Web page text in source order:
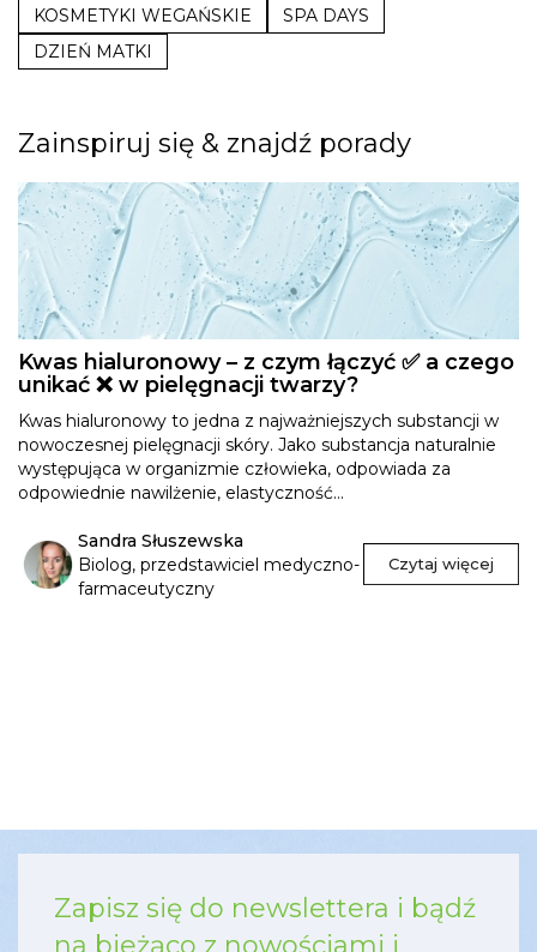
KOSMETYKI WEGAŃSKIE
SPA DAYS
DZIEŃ MATKI
Zainspiruj się & znajdź porady
Kwas hialuronowy – z czym łączyć ✅ a czego
unikać ❌ w pielęgnacji twarzy?
Kwas hialuronowy to jedna z najważniejszych substancji w
nowoczesnej pielęgnacji skóry. Jako substancja naturalnie
występująca w organizmie człowieka, odpowiada za
odpowiednie nawilżenie, elastyczność...
Sandra Słuszewska
Biolog, przedstawiciel medyczno-
farmaceutyczny
Czytaj więcej
Zapisz się do newslettera i bądź
na bieżąco z nowościami i